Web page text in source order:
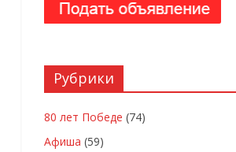
Рубрики
80 лет Победе (74)
Афиша (59)